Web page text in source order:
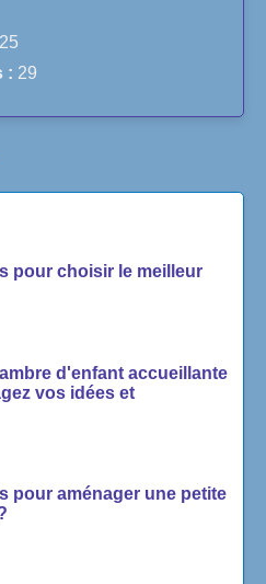
25
: 29
pour choisir le meilleur
d'enfant accueillante
vos idées et
pour aménager une petite